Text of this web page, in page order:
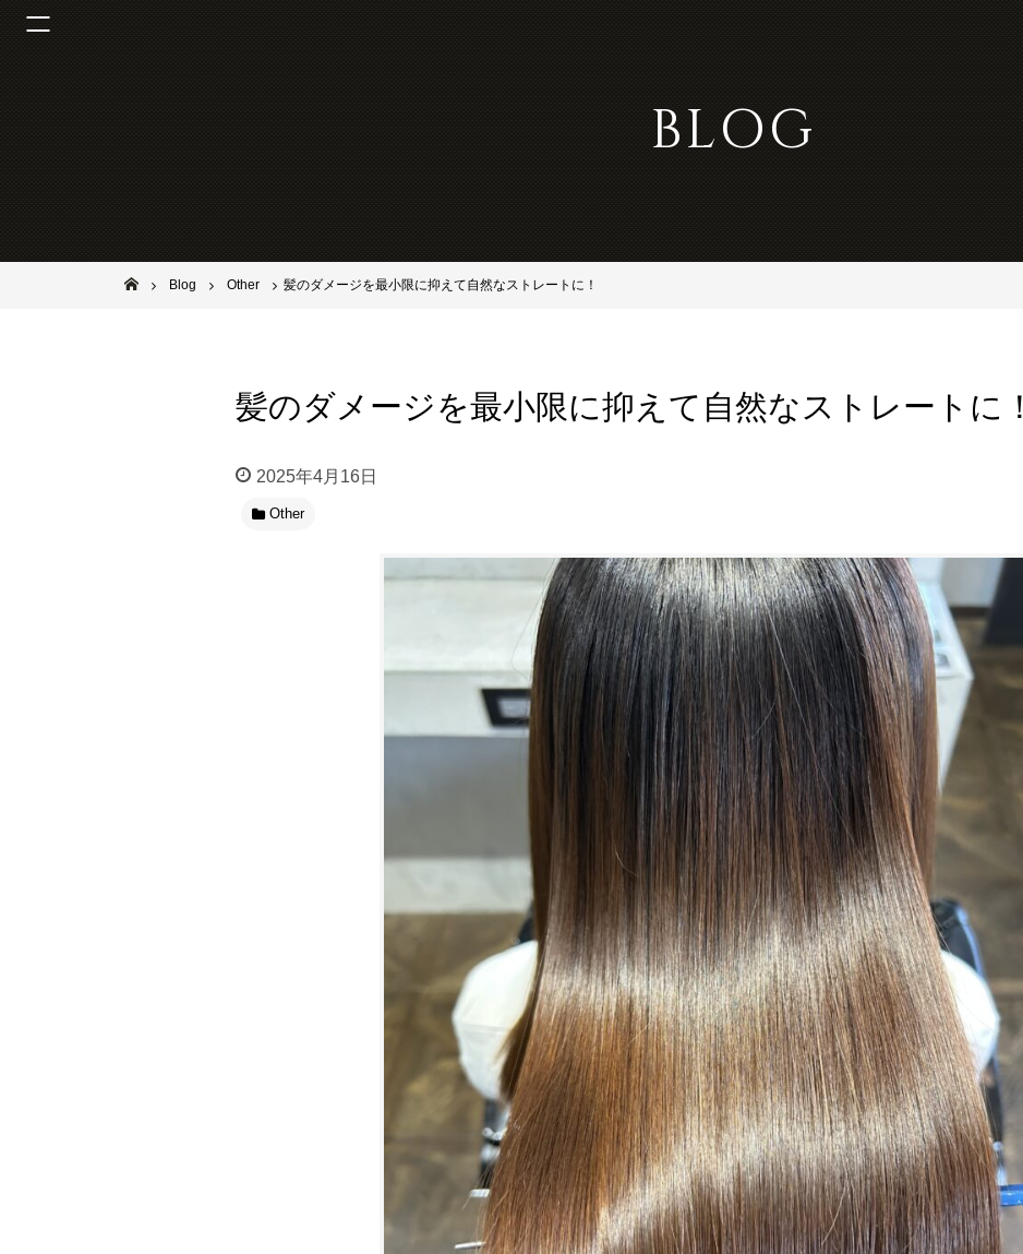
BLOG
池田市石橋の美容室ならヘアサロンSolana（ソラーナ）
Blog Other 髪のダメージを最小限に抑えて自然なストレートに！
髪のダメージを最小限に抑えて自然なストレートに！
2025年4月16日
Other